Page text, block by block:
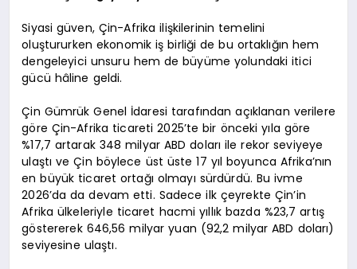
Siyasi güven, Çin-Afrika ilişkilerinin temelini
oluştururken ekonomik iş birliği de bu ortaklığın hem
dengeleyici unsuru hem de büyüme yolundaki itici
gücü hâline geldi.
Çin Gümrük Genel İdaresi tarafından açıklanan verilere
göre Çin-Afrika ticareti 2025’te bir önceki yıla göre
%17,7 artarak 348 milyar ABD doları ile rekor seviyeye
ulaştı ve Çin böylece üst üste 17 yıl boyunca Afrika’nın
en büyük ticaret ortağı olmayı sürdürdü. Bu ivme
2026’da da devam etti. Sadece ilk çeyrekte Çin’in
Afrika ülkeleriyle ticaret hacmi yıllık bazda %23,7 artış
göstererek 646,56 milyar yuan (92,2 milyar ABD doları)
seviyesine ulaştı.